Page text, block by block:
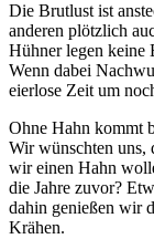
Die Brutlust ist
anderen plötzlich
Hühner legen keine
Wenn dabei
eierlose Zeit um
Ohne Hahn kommt
Wir wünschten uns,
wir einen Hahn
die Jahre zuvor?
dahin genießen wir
Krähen.